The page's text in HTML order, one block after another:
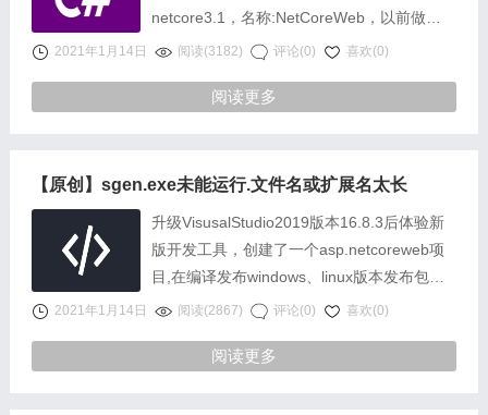
netcore3.1，名称:NetCoreWeb，以前做
a……
2021年1月14日 阅读(3182) 评论(0) 喜欢(0)
阅读更多
【原创】sgen.exe未能运行.文件名或扩展名太长
升级VisusalStudio2019版本16.8.3后体验新
版开发工具，创建了一个asp.netcoreweb项
目,在编译发布windows、linux版本发布包时
都正常，再次编译本地代码时提
2021年1月14日 阅读(2867) 评论(0) 喜欢(0)
阅读更多